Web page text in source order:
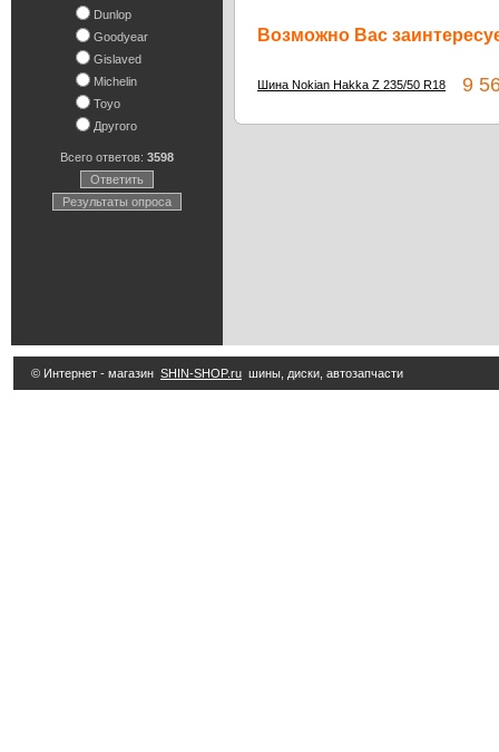
Dunlop
Goodyear
Gislaved
Michelin
Toyo
Другого
Всего ответов: 3598
Ответить
Результаты опроса
Возможно Вас
Шина Nokian Hakka Z 235/50 R18 9
© Интернет - магазин SHIN-SHOP.ru шины, диски, автозапчасти